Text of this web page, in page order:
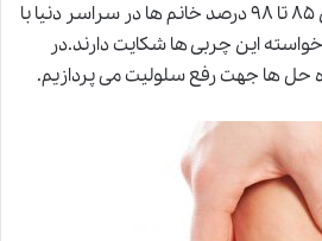
داشته باشند. بین ۸۵ تا ۹۸ درصد خانم ها در سراسر دنیا با
این چربی ها شکایت دارند.در
حل ها جهت رفع سلولیت می پردازیم.